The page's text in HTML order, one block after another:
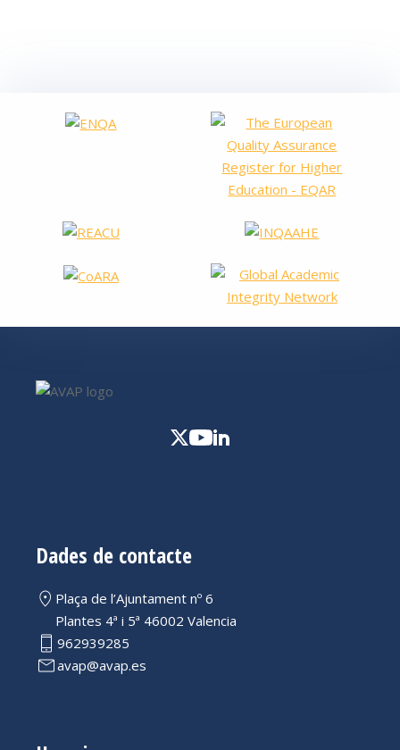
Dades de contacte
Plaça de l’Ajuntament nº 6
Plantes 4ª i 5ª 46002 Valencia
962939285
avap@avap.es